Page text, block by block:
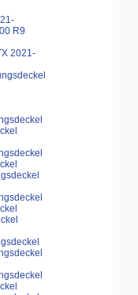
R9
2021-